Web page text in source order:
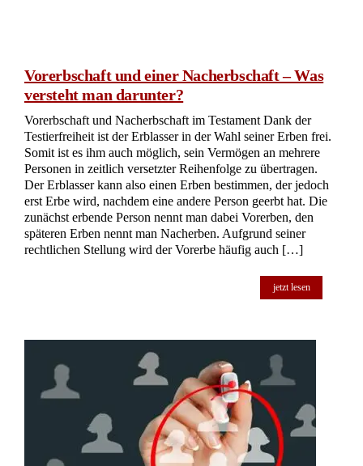
Vorerbschaft und einer Nacherbschaft – Was
versteht man darunter?
Vorerbschaft und Nacherbschaft im Testament Dank der
Testierfreiheit ist der Erblasser in der Wahl seiner Erben frei.
Somit ist es ihm auch möglich, sein Vermögen an mehrere
Personen in zeitlich versetzter Reihenfolge zu übertragen.
Der Erblasser kann also einen Erben bestimmen, der jedoch
erst Erbe wird, nachdem eine andere Person geerbt hat. Die
zunächst erbende Person nennt man dabei Vorerben, den
späteren Erben nennt man Nacherben. Aufgrund seiner
rechtlichen Stellung wird der Vorerbe häufig auch […]
jetzt lesen